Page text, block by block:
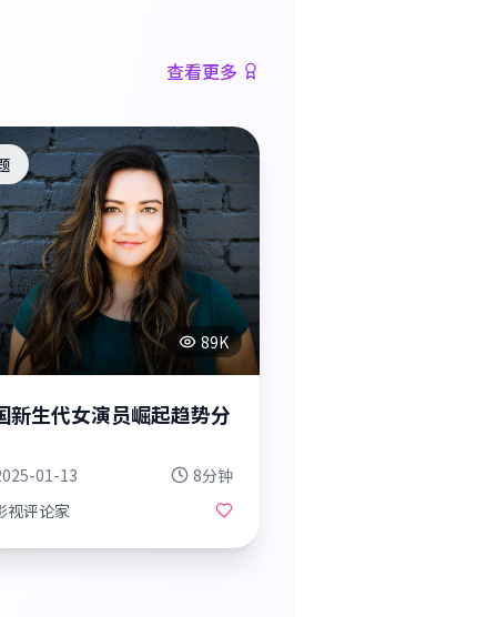
查看更多
89K
新生代女演员崛起趋势分
01-13
8分钟
视评论家